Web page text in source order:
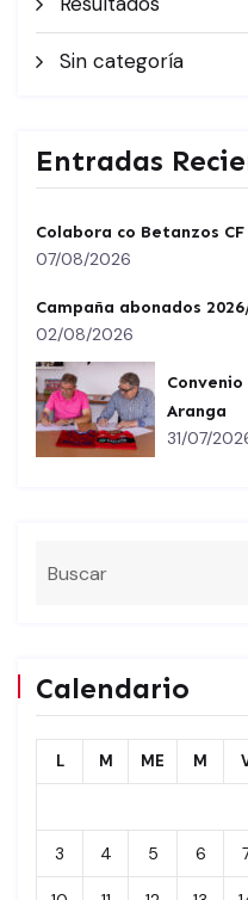
Sin categoría
Entradas
Colabora co Betanzos CF
07/08/2026
Campaña abonados
02/08/2026
Aranga
31/07/
Calendario
L M ME M
3 4 5 6